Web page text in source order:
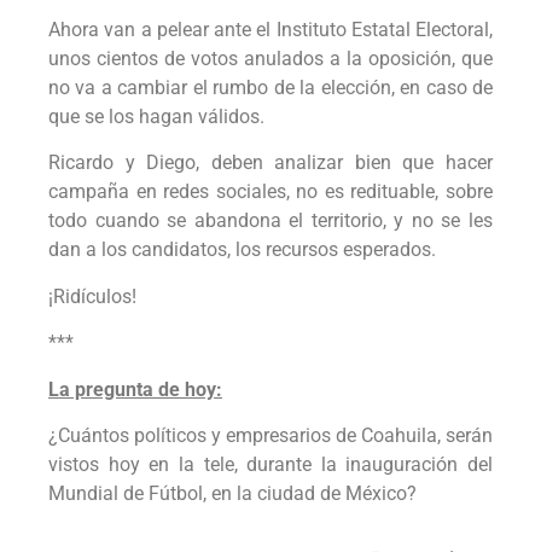
Ahora van a pelear ante el Instituto Estatal Electoral,
unos cientos de votos anulados a la oposición, que
no va a cambiar el rumbo de la elección, en caso de
que se los hagan válidos.
Ricardo y Diego, deben analizar bien que hacer
campaña en redes sociales, no es redituable, sobre
todo cuando se abandona el territorio, y no se les
dan a los candidatos, los recursos esperados.
¡Ridículos!
La pregunta de hoy:
¿Cuántos políticos y empresarios de Coahuila, serán
vistos hoy en la tele, durante la inauguración del
Mundial de Fútbol, en la ciudad de México?